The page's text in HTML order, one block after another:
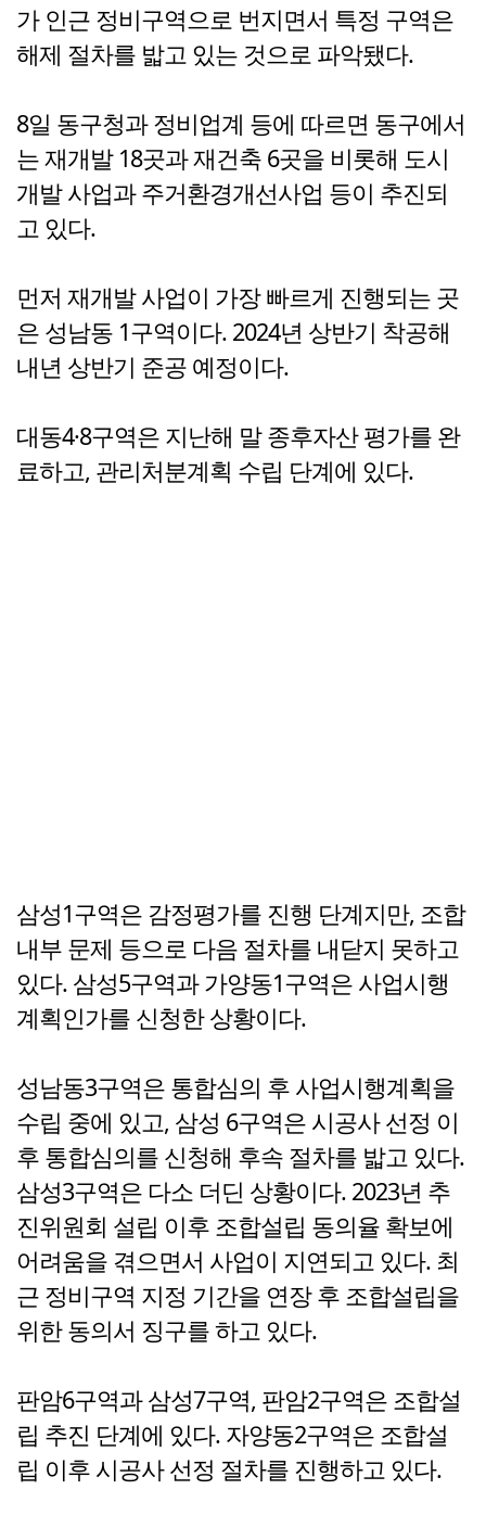
가 인근 정비구역으로 번지면서 특정 구역은
해제 절차를 밟고 있는 것으로 파악됐다.
8일 동구청과 정비업계 등에 따르면 동구에서
는 재개발 18곳과 재건축 6곳을 비롯해 도시
개발 사업과 주거환경개선사업 등이 추진되
고 있다.
먼저 재개발 사업이 가장 빠르게 진행되는 곳
은 성남동 1구역이다. 2024년 상반기 착공해
내년 상반기 준공 예정이다.
대동4·8구역은 지난해 말 종후자산 평가를 완
료하고, 관리처분계획 수립 단계에 있다.
삼성1구역은 감정평가를 진행 단계지만, 조합
내부 문제 등으로 다음 절차를 내닫지 못하고
있다. 삼성5구역과 가양동1구역은 사업시행
계획인가를 신청한 상황이다.
성남동3구역은 통합심의 후 사업시행계획을
수립 중에 있고, 삼성 6구역은 시공사 선정 이
후 통합심의를 신청해 후속 절차를 밟고 있다.
삼성3구역은 다소 더딘 상황이다. 2023년 추
진위원회 설립 이후 조합설립 동의율 확보에
어려움을 겪으면서 사업이 지연되고 있다. 최
근 정비구역 지정 기간을 연장 후 조합설립을
위한 동의서 징구를 하고 있다.
판암6구역과 삼성7구역, 판암2구역은 조합설
립 추진 단계에 있다. 자양동2구역은 조합설
립 이후 시공사 선정 절차를 진행하고 있다.